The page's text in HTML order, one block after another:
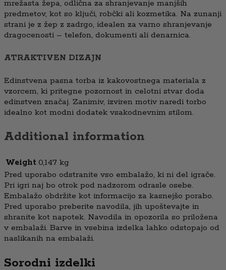
mrežasta žepa, odlična za shranjevanje manjših
predmetov, kot so ključi, robčki ali kozmetika. Na zunanji
strani je z žep z zadrgo, idealen za varno shranjevanje
dragocenosti – telefon, dokumenti ali denarnica.
ATRAKTIVEN DIZAJN
Edinstvena pasna torba iz kakovostnega materiala z
vzorcem, ki pritegne pozornost in celotni stvar doda
edinstven značaj. Zanimiv, izviren motiv naredi torbo
idealno kot modni dodatek vsakodnevnim stilom.
Additional information
Weight 0,147 kg
Pred uporabo odstranite vso embalažo, ki ni del igrače.
Pri igri naj bo otrok pod nadzorom odrasle osebe.
Embalažo obdržite kot informacijo za kasnejšo porabo.
Pred uporabo preberite navodila, jih upoštevajte in
shranite kot napotek. Navodila in opozorila so priložena
v embalaži. Barve in vsebina izdelka lahko odstopajo od
naslikanih na embalaži.
Sorodni izdelki